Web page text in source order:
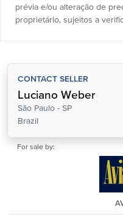
prévia e/ou alteração de
proprietário, sujeitos a
CONTACT SELLER
Luciano Weber
São Paulo - SP
Brazil
For sale by: